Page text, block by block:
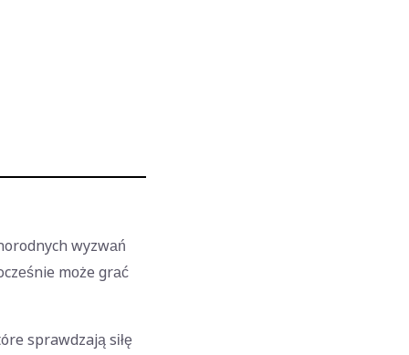
wyzwań
może grać
sprawdzają siłę